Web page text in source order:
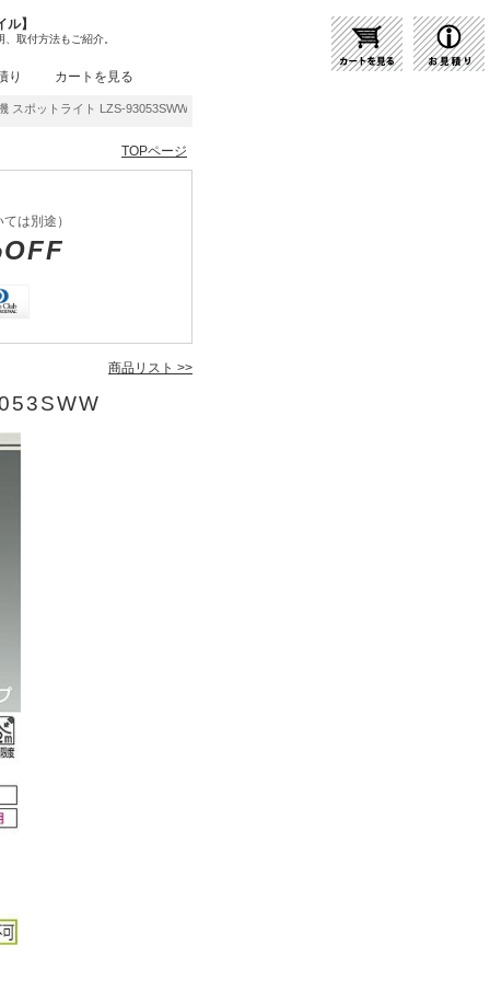
】
取付方法もご紹介。
り カートを見る
ットライト LZS-93053SWW | 商品紹介 | 照明器具の通販・インテリア照明の通信販売【
TOPページ
は別途）
商品リスト >>